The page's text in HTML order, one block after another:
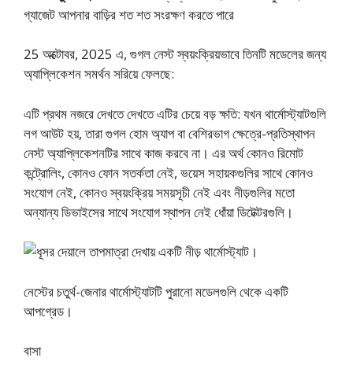
গ্যাজেট আপনার বাড়ির শত শত সংরক্ষণ করতে পারে
25 অক্টোবর, 2025 এ, গুগল নেস্ট স্বয়ংক্রিয়ভাবে তিনটি মডেলের জন্য
অ্যাপ্লিকেশন সমর্থন সরিয়ে ফেলছে:
এটি প্রথম নজরে দেখতে দেখতে এটির চেয়ে বড় ক্ষতি: যখন থার্মোস্ট্যাটগুলি
লগ আউট হয়, তারা গুগল হোম অ্যাপ বা বেশিরভাগ ক্ষেত্রে-প্রতিস্থাপন
নেস্ট অ্যাপ্লিকেশনটির সাথে কাজ করবে না। এর অর্থ কোনও রিমোট
কন্ট্রোলিং, কোনও ফোন সতর্কতা নেই, ভয়েস সহায়কগুলির সাথে কোনও
সংযোগ নেই, কোনও স্বয়ংক্রিয় সময়সূচী নেই এবং নীড়গুলির মতো
অন্যান্য ডিভাইসের সাথে সংযোগ স্থাপন নেই ধোঁয়া ডিটেক্টরগুলি।
নেস্টের চতুর্থ-জেনার থার্মোস্ট্যাটটি পুরানো মডেলগুলি থেকে একটি
আপগ্রেড।
বাসা